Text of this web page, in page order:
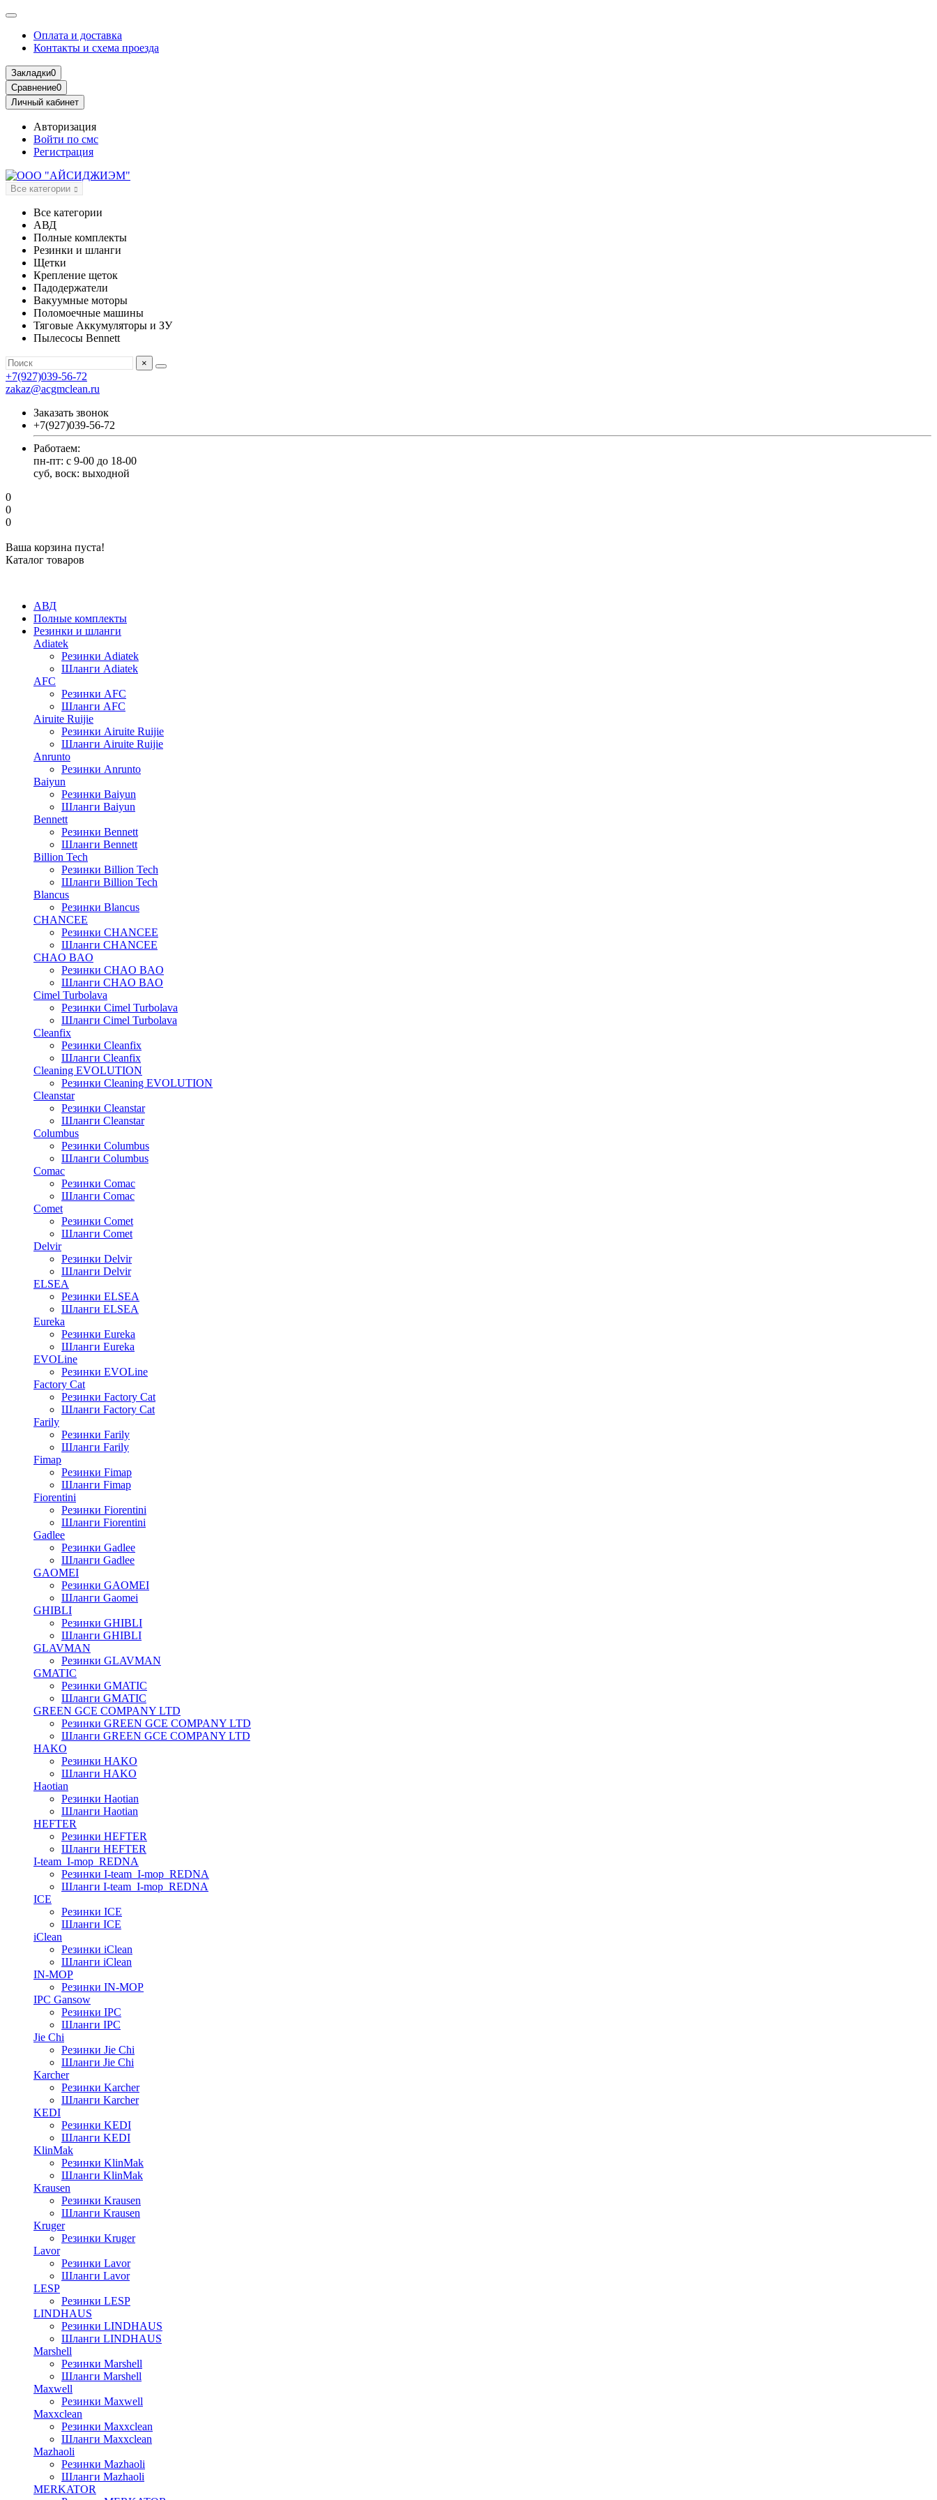
Оплата и доставка
Контакты и схема проезда
Закладки0
Сравнение0
Личный кабинет
Авторизация
Войти по смс
Регистрация
Все категории
Все категории
АВД
Полные комплекты
Резинки и шланги
Щетки
Крепление щеток
Падодержатели
Вакуумные моторы
Поломоечные машины
Тяговые Аккумуляторы и ЗУ
Пылесосы Bennett
×
+7(927)039-56-72
zakaz@acgmclean.ru
Заказать звонок
+7(927)039-56-72
Работаем:
пн-пт: с 9-00 до 18-00
суб, воск: выходной
0
0
0
Ваша корзина пуста!
Каталог товаров
АВД
Полные комплекты
Резинки и шланги
Adiatek
Резинки Adiatek
Шланги Adiatek
AFC
Резинки AFC
Шланги AFC
Airuite Ruijie
Резинки Airuite Ruijie
Шланги Airuite Ruijie
Anrunto
Резинки Anrunto
Baiyun
Резинки Baiyun
Шланги Baiyun
Bennett
Резинки Bennett
Шланги Bennett
Billion Tech
Резинки Billion Tech
Шланги Billion Tech
Blancus
Резинки Blancus
CHANCEE
Резинки CHANCEE
Шланги CHANCEE
CHAO BAO
Резинки CHAO BAO
Шланги CHAO BAO
Cimel Turbolava
Резинки Cimel Turbolava
Шланги Cimel Turbolava
Cleanfix
Резинки Cleanfix
Шланги Cleanfix
Cleaning EVOLUTION
Резинки Cleaning EVOLUTION
Cleanstar
Резинки Cleanstar
Шланги Cleanstar
Columbus
Резинки Columbus
Шланги Columbus
Comac
Резинки Comac
Шланги Comac
Comet
Резинки Comet
Шланги Comet
Delvir
Резинки Delvir
Шланги Delvir
ELSEA
Резинки ELSEA
Шланги ELSEA
Eureka
Резинки Eureka
Шланги Eureka
EVOLine
Резинки EVOLine
Factory Cat
Резинки Factory Cat
Шланги Factory Cat
Farily
Резинки Farily
Шланги Farily
Fimap
Резинки Fimap
Шланги Fimap
Fiorentini
Резинки Fiorentini
Шланги Fiorentini
Gadlee
Резинки Gadlee
Шланги Gadlee
GAOMEI
Резинки GAOMEI
Шланги Gaomei
GHIBLI
Резинки GHIBLI
Шланги GHIBLI
GLAVMAN
Резинки GLAVMAN
GMATIC
Резинки GMATIC
Шланги GMATIC
GREEN GCE COMPANY LTD
Резинки GREEN GCE COMPANY LTD
Шланги GREEN GCE COMPANY LTD
HAKO
Резинки HAKO
Шланги HAKO
Haotian
Резинки Haotian
Шланги Haotian
HEFTER
Резинки HEFTER
Шланги HEFTER
I-team_I-mop_REDNA
Резинки I-team_I-mop_REDNA
Шланги I-team_I-mop_REDNA
ICE
Резинки ICE
Шланги ICE
iClean
Резинки iClean
Шланги iClean
IN-MOP
Резинки IN-MOP
IPC Gansow
Резинки IPC
Шланги IPC
Jie Chi
Резинки Jie Chi
Шланги Jie Chi
Karcher
Резинки Karcher
Шланги Karcher
KEDI
Резинки KEDI
Шланги KEDI
KlinMak
Резинки KlinMak
Шланги KlinMak
Krausen
Резинки Krausen
Шланги Krausen
Kruger
Резинки Kruger
Lavor
Резинки Lavor
Шланги Lavor
LESP
Резинки LESP
LINDHAUS
Резинки LINDHAUS
Шланги LINDHAUS
Marshell
Резинки Marshell
Шланги Marshell
Maxwell
Резинки Maxwell
Maxxclean
Резинки Maxxclean
Шланги Maxxclean
Mazhaoli
Резинки Mazhaoli
Шланги Mazhaoli
MERKATOR